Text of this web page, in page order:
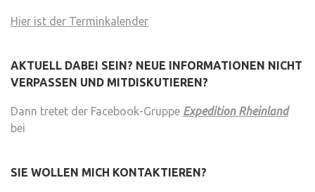
Hier ist der Terminkalender
AKTUELL DABEI SEIN? NEUE INFORMATIONEN NICHT
VERPASSEN UND MITDISKUTIEREN?
Dann tretet der Facebook-Gruppe Expedition Rheinland
bei
SIE WOLLEN MICH KONTAKTIEREN?